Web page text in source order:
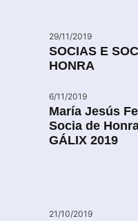
29/11/2019
SOCIAS E
HONRA
6/11/2019
María Jesús
Socia de
GÁLIX 2019
21/10/2019